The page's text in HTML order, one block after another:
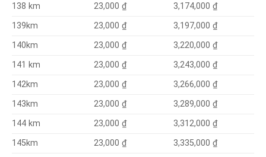
138 km
23,000 ₫
3,174,000 ₫
139km
23,000 ₫
3,197,000 ₫
140km
23,000 ₫
3,220,000 ₫
141 km
23,000 ₫
3,243,000 ₫
142km
23,000 ₫
3,266,000 ₫
143km
23,000 ₫
3,289,000 ₫
144 km
23,000 ₫
3,312,000 ₫
145km
23,000 ₫ 3,335,000 ₫